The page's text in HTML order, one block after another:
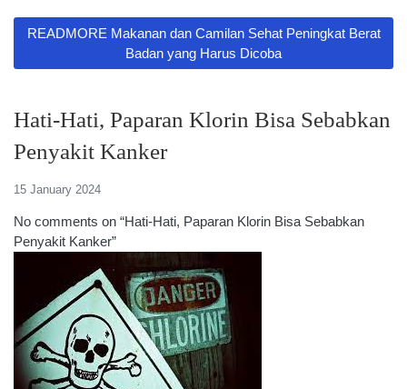
READMORE Makanan dan Camilan Sehat Peningkat Berat
Badan yang Harus Dicoba
Hati-Hati, Paparan Klorin Bisa Sebabkan
Penyakit Kanker
15 January 2024
No comments on “Hati-Hati, Paparan Klorin Bisa Sebabkan
Penyakit Kanker”